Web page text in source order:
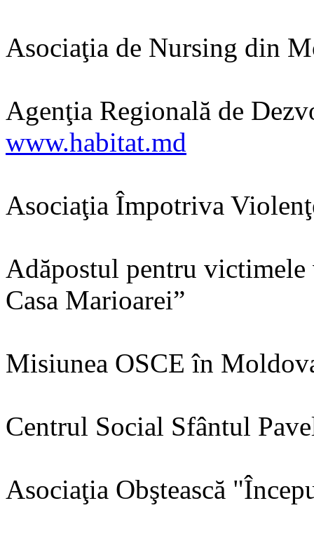
Asociaţia de Nursing din
Agenţia Regională de
www.habitat.md
Asociaţia Împotriva
Adăpostul pentru
Casa Marioarei”
Misiunea OSCE în
Centrul Social Sfântul
Asociaţia Obştească